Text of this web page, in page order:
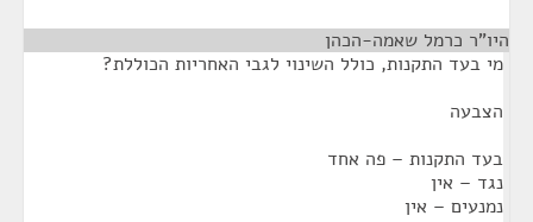
היו"ר כרמל שאמה-הכהן
מי בעד התקנות, כולל השינוי לגבי האחריות הכוללת?
הצבעה
בעד התקנות – פה אחד
נגד – אין
נמנעים – אין